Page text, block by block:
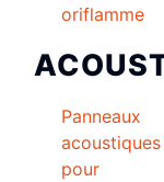
oriflamme
Panneaux
acoustiques
pour